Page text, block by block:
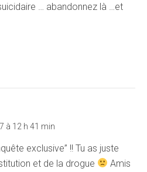
… abandonnez là …et
à 12 h 41 min
exclusive” !! Tu as juste
et de la drogue
Amis